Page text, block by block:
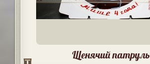
Щенячий патруль